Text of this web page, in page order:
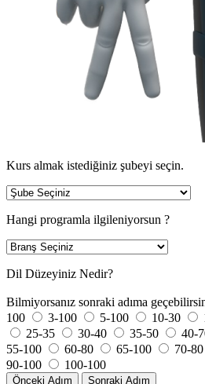
Kurs almak istediğiniz şubeyi seçin.
Hangi programla ilgileniyorsun ?
Dil Düzeyiniz Nedir?
Bilmiyorsanız sonraki adıma
100
3-100 5-100 10-30
25-35
30-40 35-50 40-
55-100
60-80 65-100 70-80
90-100
100-100
Önceki Adım Sonraki Adım